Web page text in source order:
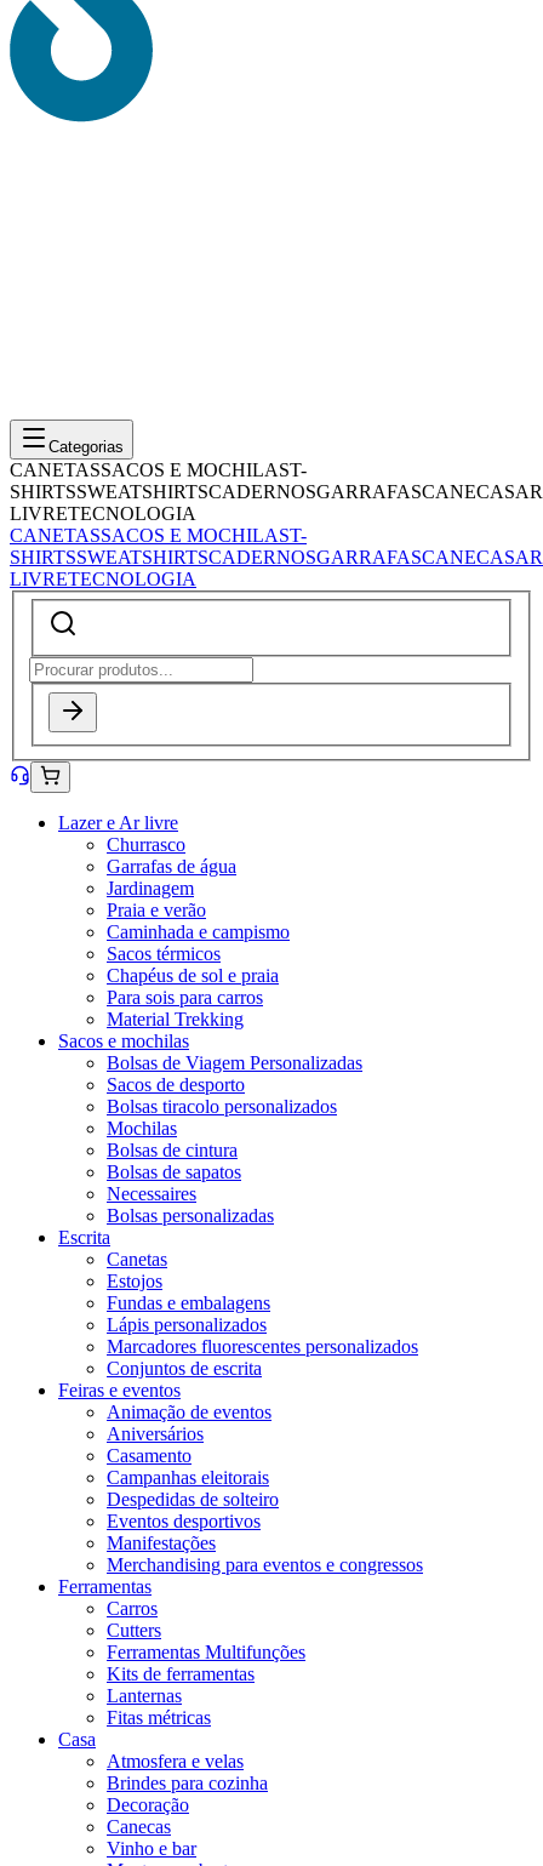
Categorias
CANETASSACOS E MOCHILAST-
SHIRTSSWEATSHIRTSCADERNOSGARRAFASCANECASAR
LIVRETECNOLOGIA
CANETASSACOS E MOCHILAST-
SHIRTSSWEATSHIRTSCADERNOSGARRAFASCANECASAR
LIVRETECNOLOGIA
Lazer e Ar livre
Churrasco
Garrafas de água
Jardinagem
Praia e verão
Caminhada e campismo
Sacos térmicos
Chapéus de sol e praia
Para sois para carros
Material Trekking
Sacos e mochilas
Bolsas de Viagem Personalizadas
Sacos de desporto
Bolsas tiracolo personalizados
Mochilas
Bolsas de cintura
Bolsas de sapatos
Necessaires
Bolsas personalizadas
Escrita
Canetas
Estojos
Fundas e embalagens
Lápis personalizados
Marcadores fluorescentes personalizados
Conjuntos de escrita
Feiras e eventos
Animação de eventos
Aniversários
Casamento
Campanhas eleitorais
Despedidas de solteiro
Eventos desportivos
Manifestações
Merchandising para eventos e congressos
Ferramentas
Carros
Cutters
Ferramentas Multifunções
Kits de ferramentas
Lanternas
Fitas métricas
Casa
Atmosfera e velas
Brindes para cozinha
Decoração
Canecas
Vinho e bar